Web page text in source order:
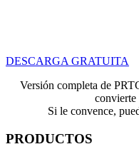
DESCARGA GRATUITA
Versión completa de
convierte
Si le convence,
PRODUCTOS